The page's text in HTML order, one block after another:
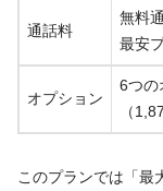
通話料
無料
最安
オプション
6つの
（
このプランでは「最